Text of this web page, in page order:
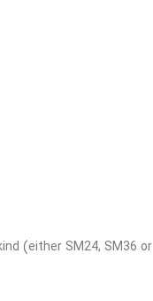
(either SM24, SM36 or